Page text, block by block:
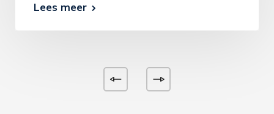
Lees meer